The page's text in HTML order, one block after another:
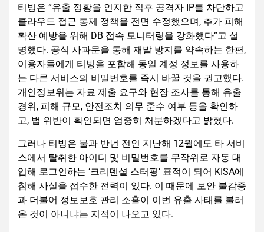
티빙은 “유출 정황을 인지한 직후 공격자 IP를 차단하고
클라우드 접근 통제 정책을 전면 수정했으며, 추가 피해
확산 예방을 위해 DB 접속 모니터링을 강화했다”고 설
명했다. 공식 사과문을 통해 재발 방지를 약속하는 한편,
이용자들에게 티빙을 포함해 동일 계정 정보를 사용하
는 다른 서비스의 비밀번호를 즉시 바꿀 것을 권고했다.
개인정보위는 자료 제출 요구와 현장 조사를 통해 유출
경위, 피해 규모, 안전조치 의무 준수 여부 등을 확인하
고, 법 위반이 확인되면 엄중히 처분하겠다고 밝혔다.
그러나 티빙은 불과 반년 전인 지난해 12월에도 타 서비
스에서 탈취한 아이디 및 비밀번호를 무작위로 자동 대
입해 로그인하는 ‘크리덴셜 스터핑’ 표적이 되어 KISA에
침해 사실을 접수한 전력이 있다. 이 때문에 보안 불감증
과 더불어 정보보호 관리 소홀이 이번 유출 사태를 불러
온 것이 아니냐는 지적이 나오고 있다.